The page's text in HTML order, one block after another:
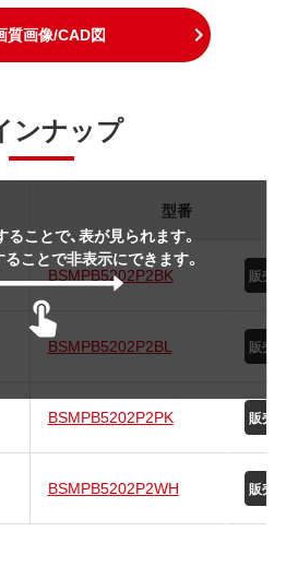
質画像/CAD図
ンナップ
ことで、表が見られます。
ことで非表示にできます。
型番
BSMPB5202P2BK
BSMPB5202P2BL
BSMPB5202P2PK
BSMPB5202P2WH